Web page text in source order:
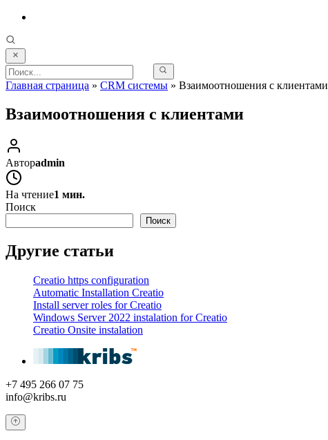
Главная страница » CRM системы » Взаимоотношения с клиентами
Взаимоотношения с клиентами
Авторadmin
На чтение1 мин.
Поиск
Поиск
Другие статьи
Creatio https configuration
Automatic Installation Creatio
Install server roles for Creatio
Windows Server 2022 instalation for Creatio
Creatio Onsite instalation
+7 495 266 07 75
info@kribs.ru